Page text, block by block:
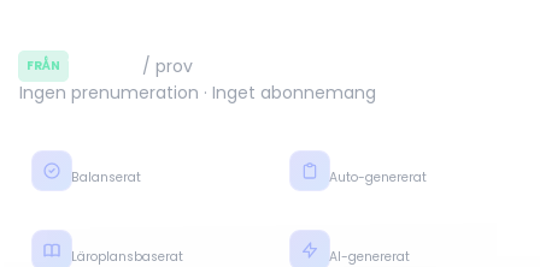
FRÅN
/ prov
Ingen prenumeration · Inget abonnemang
Nivå E–C–A
Balanserat
Facit + steg
Auto-genererat
Lgr22 · Gy25
Läroplansbaserat AI-genererat